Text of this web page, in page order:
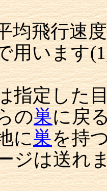
均飛行速
用います
指定した
の巣に戻
に巣を持
ジは送れ